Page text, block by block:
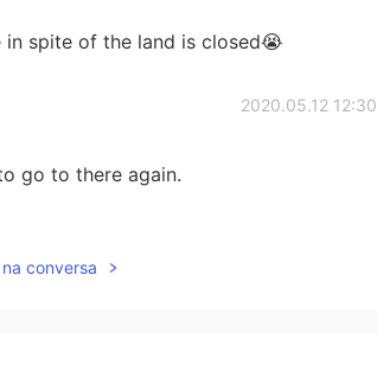
spite of the land is closed😭
2020.05.12 12:30
go to there again.
conversa